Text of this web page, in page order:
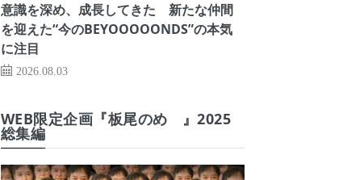
意識を深め、成長してきた 新たな仲間
を迎えた“今のBEYOOOOONDS”の本気
に注目
2026.08.03
WEB限定企画『板尾のめ゙』2025
総集編